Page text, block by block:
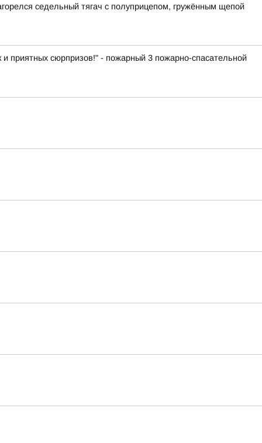
седельный тягач с полуприцепом, гружённым щепой
приятных сюрпризов!" - пожарный 3 пожарно-спасательной